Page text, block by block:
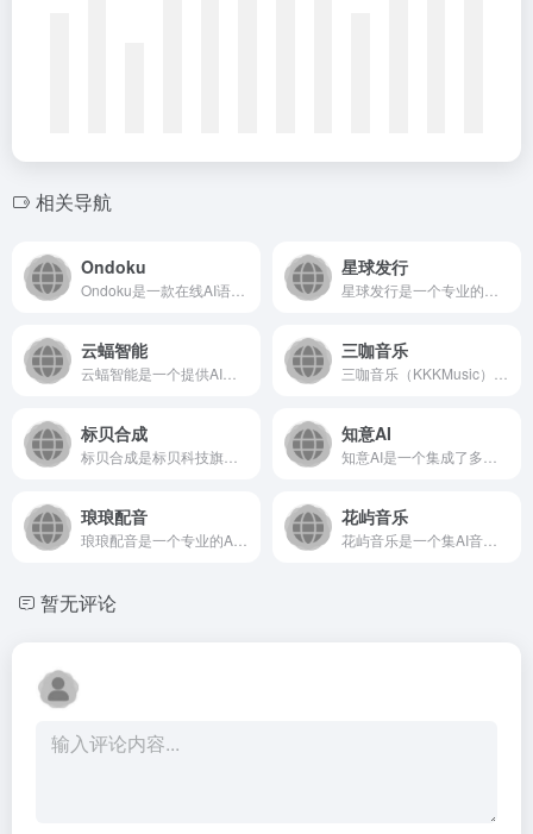
相关导航
Ondoku 星球发行
云蝠智能 三咖音乐
标贝合成 知意AI
琅琅配音 花屿音乐
暂无评论